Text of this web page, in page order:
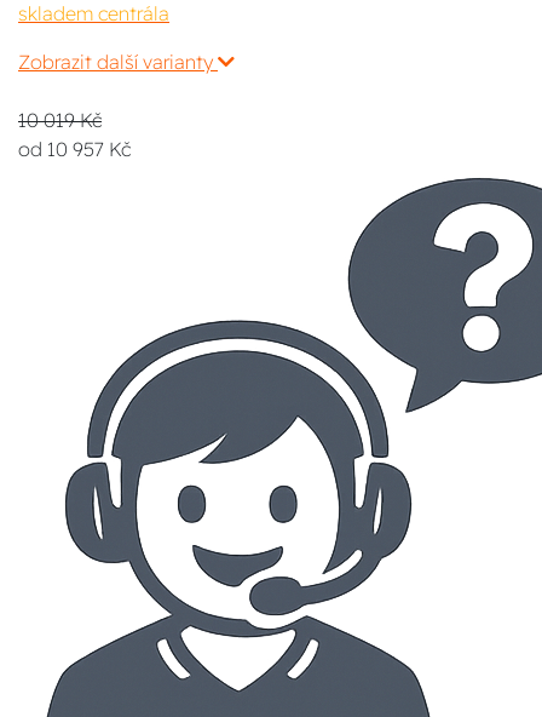
skladem centrála
Zobrazit další varianty
10 019 Kč
od 10 957 Kč